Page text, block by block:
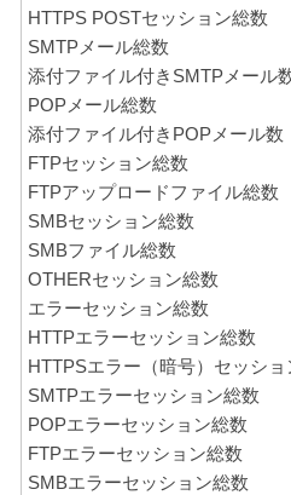
HTTPS POSTセッション総数
SMTPメール総数
添付ファイル付きSMTPメール
POPメール総数
添付ファイル付きPOPメール数
FTPセッション総数
FTPアップロードファイル総数
SMBセッション総数
SMBファイル総数
OTHERセッション総数
エラーセッション総数
HTTPエラーセッション総数
HTTPSエラー（暗号）セッショ
SMTPエラーセッション総数
POPエラーセッション総数
FTPエラーセッション総数
SMBエラーセッション総数